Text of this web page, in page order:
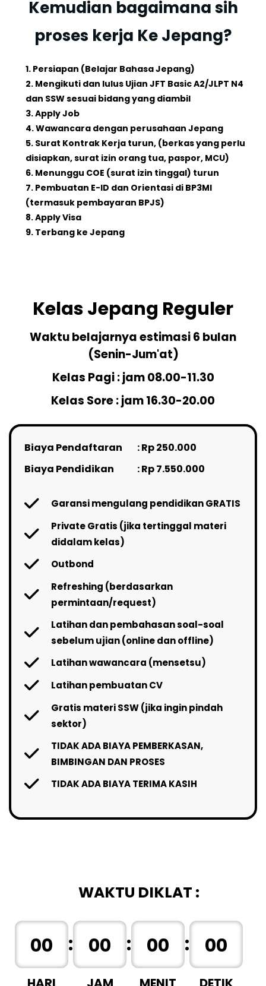
Kemudian bagaimana sih
proses kerja Ke Jepang?
1. Persiapan (Belajar Bahasa Jepang)
2. Mengikuti dan lulus Ujian JFT Basic A2/JLPT N4
dan SSW sesuai bidang yang diambil
3. Apply Job
4. Wawancara dengan perusahaan Jepang
5. Surat Kontrak Kerja turun, (berkas yang perlu
disiapkan, surat izin orang tua, paspor, MCU)
6. Menunggu COE (surat izin tinggal) turun
7. Pembuatan E-ID dan Orientasi di BP3MI
(termasuk pembayaran BPJS)
8. Apply Visa
9. Terbang ke Jepang
Kelas Jepang Reguler
Waktu belajarnya estimasi 6 bulan
(Senin-Jum'at)
Kelas Pagi : jam 08.00-11.30
Kelas Sore : jam 16.30-20.00
Biaya Pendaftaran
: Rp 250.000
Biaya Pendidikan
: Rp 7.550.000
Garansi mengulang pendidikan GRATIS
Private Gratis (jika tertinggal materi
didalam kelas)
Outbond
Refreshing (berdasarkan
permintaan/request)
Latihan dan pembahasan soal-soal
sebelum ujian (online dan offline)
Latihan wawancara (mensetsu)
Latihan pembuatan CV
Gratis materi SSW (jika ingin pindah
sektor)
TIDAK ADA BIAYA PEMBERKASAN,
BIMBINGAN DAN PROSES
TIDAK ADA BIAYA TERIMA KASIH
WAKTU DIKLAT :
00 : 00 : 00 : 00